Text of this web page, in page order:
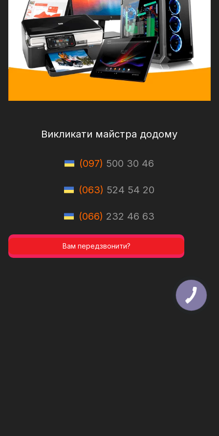
Викликати майстра додому
(097) 500 30 46
(063) 524 54 20
(066) 232 46 63
Вам передзвонити?